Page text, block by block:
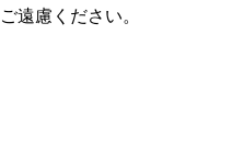
遠慮ください。